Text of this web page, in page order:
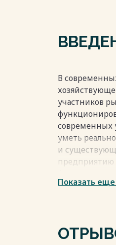
Весь текст
В
участников
современных
уметь
и
предприятию
Условия
понимаются
Показать еще